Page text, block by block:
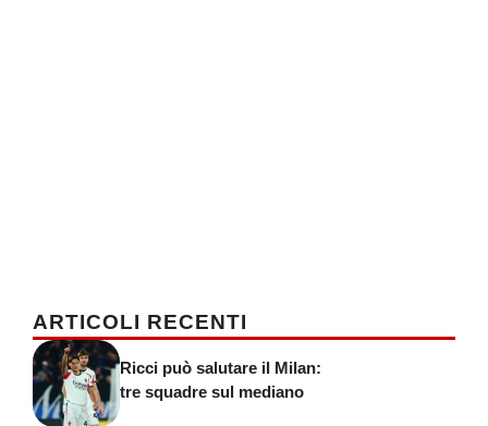
ARTICOLI RECENTI
Ricci può salutare il Milan:
tre squadre sul mediano